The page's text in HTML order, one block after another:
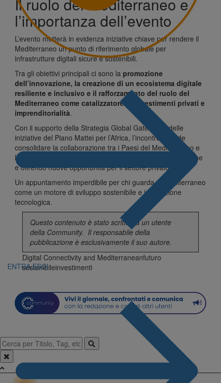
ENTRA ESCI
l’importanza dell’evento
L’evento metterà in evidenza iniziative chiave per rendere il
Mediterraneo un punto di riferimento globale per
infrastrutture digitali sicure e sostenibili.
Tra gli obiettivi principali ci sono la promozione
dell’innovazione, la creazione di un ecosistema digitale
resiliente e inclusivo e il rafforzamento del ruolo del
Mediterraneo come catalizzatore di investimenti privati e
imprenditorialità.
Con il supporto della Strategia Global Gateway e delle
iniziative del Piano Mattei per l’Africa, l’incontro intende
consolidare la collaborazione tra i Paesi del Mediterraneo e
l’Europa, valorizzando il potenziale tecnologico della regione
e offrendo nuove opportunità per il settore privato.
Un appuntamento imperdibile per chi guarda al Mediterraneo
come un motore di sviluppo sostenibile e innovazione
tecnologica.
Questo contenuto è stato scritto da un utente
della Community. Il responsabile della
pubblicazione è esclusivamente il suo autore.
Digital Connectivity and Mediterraneanfuturo
sostenibileinvestimenti